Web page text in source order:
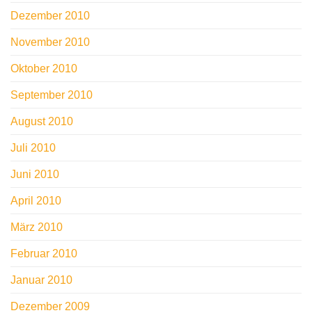
Dezember 2010
November 2010
Oktober 2010
September 2010
August 2010
Juli 2010
Juni 2010
April 2010
März 2010
Februar 2010
Januar 2010
Dezember 2009